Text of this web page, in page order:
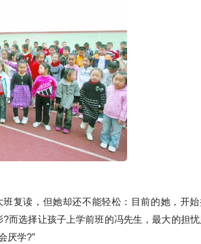
复读，但她却还不能轻松：目前的她，开始
而选择让孩子上学前班的冯先生，最大的担忧
厌学?”